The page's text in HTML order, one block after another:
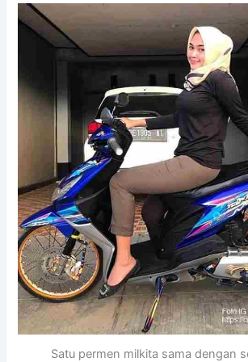
Satu permen milkita sama dengan